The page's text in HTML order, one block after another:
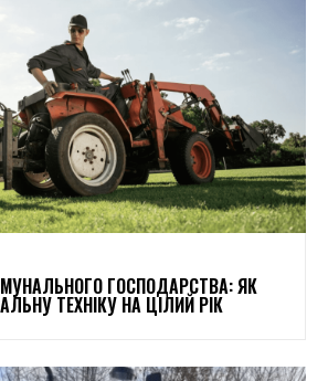
ГОСПОДАРСТВА: ЯК
ТЕХНІКУ НА ЦІЛИЙ РІК